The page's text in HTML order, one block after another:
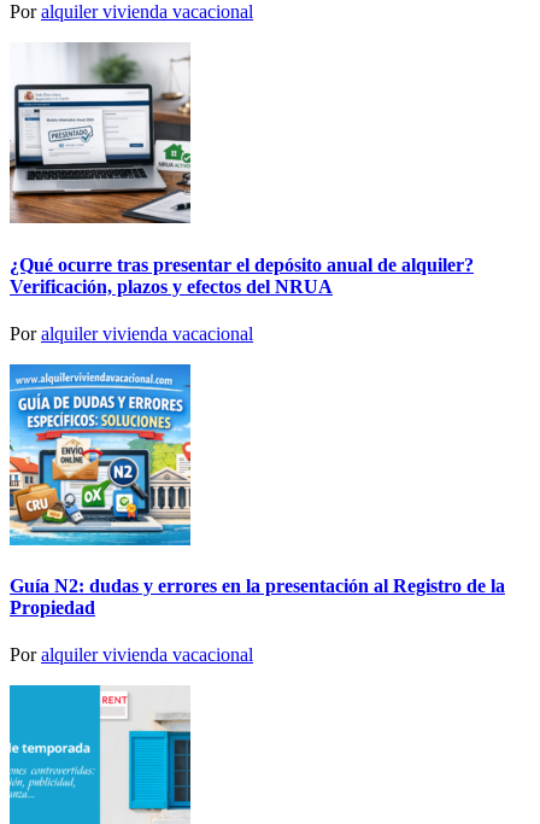
Poralquiler vivienda vacacional
¿Qué ocurre tras presentar el depósito anual de alquiler?
Verificación, plazos y efectos del NRUA
Poralquiler vivienda vacacional
Guía N2: dudas y errores en la presentación al Registro de la
Propiedad
Poralquiler vivienda vacacional